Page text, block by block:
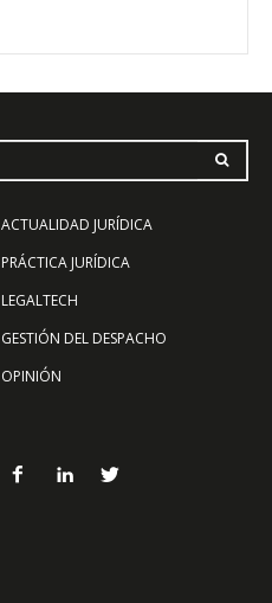
ACTUALIDAD JURÍDICA
PRÁCTICA JURÍDICA
LEGALTECH
GESTIÓN DEL DESPACHO
OPINIÓN